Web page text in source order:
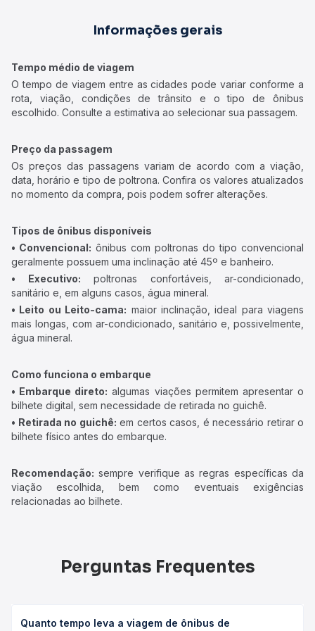
Informações gerais
Tempo médio de viagem
O tempo de viagem entre as cidades pode variar conforme a
rota, viação, condições de trânsito e o tipo de ônibus
escolhido. Consulte a estimativa ao selecionar sua passagem.
Preço da passagem
Os preços das passagens variam de acordo com a viação,
data, horário e tipo de poltrona. Confira os valores atualizados
no momento da compra, pois podem sofrer alterações.
Tipos de ônibus disponíveis
• Convencional: ônibus com poltronas do tipo convencional
geralmente possuem uma inclinação até 45º e banheiro.
• Executivo: poltronas confortáveis, ar-condicionado,
sanitário e, em alguns casos, água mineral.
• Leito ou Leito-cama: maior inclinação, ideal para viagens
mais longas, com ar-condicionado, sanitário e, possivelmente,
água mineral.
Como funciona o embarque
• Embarque direto: algumas viações permitem apresentar o
bilhete digital, sem necessidade de retirada no guichê.
• Retirada no guichê: em certos casos, é necessário retirar o
bilhete físico antes do embarque.
Recomendação: sempre verifique as regras específicas da
viação escolhida, bem como eventuais exigências
relacionadas ao bilhete.
Perguntas Frequentes
Quanto tempo leva a viagem de ônibus de